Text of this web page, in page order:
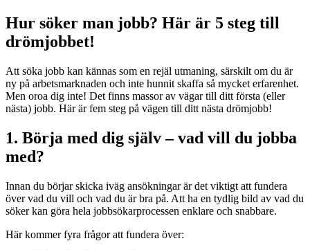
Hur söker man jobb? Här är 5 steg till
drömjobbet!
Att söka jobb kan kännas som en rejäl utmaning, särskilt om du är
ny på arbetsmarknaden och inte hunnit skaffa så mycket erfarenhet.
Men oroa dig inte! Det finns massor av vägar till ditt första (eller
nästa) jobb. Här är fem steg på vägen till ditt nästa drömjobb!
1. Börja med dig själv – vad vill du jobba
med?
Innan du börjar skicka iväg ansökningar är det viktigt att fundera
över vad du vill och vad du är bra på. Att ha en tydlig bild av vad du
söker kan göra hela jobbsökarprocessen enklare och snabbare.
Här kommer fyra frågor att fundera över: